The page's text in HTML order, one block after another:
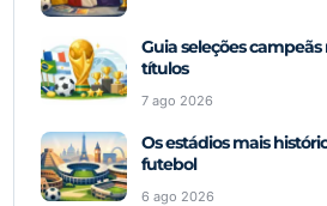
Guia seleções
títulos
7 ago 2026
Os estádios mais
futebol
6 ago 2026